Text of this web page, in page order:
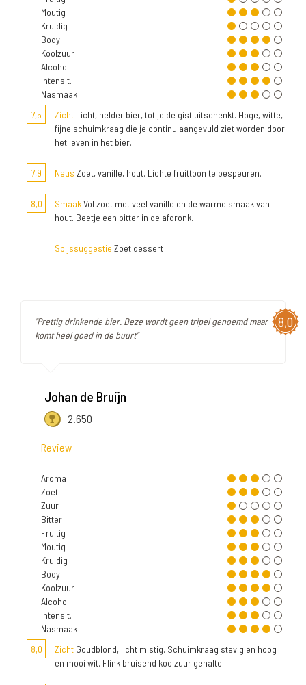
Moutig
Kruidig
Body
Koolzuur
Alcohol
Intensit.
Nasmaak
7,5
Zicht Licht, helder bier, tot je de gist uitschenkt. Hoge, witte,
fijne schuimkraag die je continu aangevuld ziet worden door
het leven in het bier.
7,9 Neus Zoet, vanille, hout. Lichte fruittoon te bespeuren.
8,0 SmaakVol zoet met veel vanille en de warme smaak van
hout. Beetje een bitter in de afdronk.
Spijssuggestie Zoet dessert
8,0
"Prettig drinkende bier. Deze wordt geen tripel genoemd maar
komt heel goed in de buurt"
Johan de Bruijn
2.650
Review
Aroma
Zoet
Zuur
Bitter
Fruitig
Moutig
Kruidig
Body
Koolzuur
Alcohol
Intensit.
Nasmaak
8,0
Zicht Goudblond, licht mistig. Schuimkraag stevig en hoog
en mooi wit. Flink bruisend koolzuur gehalte